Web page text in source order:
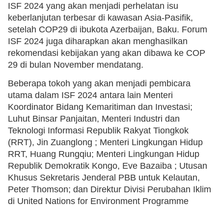
ISF 2024 yang akan menjadi perhelatan isu
keberlanjutan terbesar di kawasan Asia-Pasifik,
setelah COP29 di ibukota Azerbaijan, Baku. Forum
ISF 2024 juga diharapkan akan menghasilkan
rekomendasi kebijakan yang akan dibawa ke COP
29 di bulan November mendatang.
Beberapa tokoh yang akan menjadi pembicara
utama dalam ISF 2024 antara lain Menteri
Koordinator Bidang Kemaritiman dan Investasi;
Luhut Binsar Panjaitan, Menteri Industri dan
Teknologi Informasi Republik Rakyat Tiongkok
(RRT), Jin Zuanglong ; Menteri Lingkungan Hidup
RRT, Huang Rungqiu; Menteri Lingkungan Hidup
Republik Demokratik Kongo, Eve Bazaiba ; Utusan
Khusus Sekretaris Jenderal PBB untuk Kelautan,
Peter Thomson; dan Direktur Divisi Perubahan Iklim
di United Nations for Environment Programme